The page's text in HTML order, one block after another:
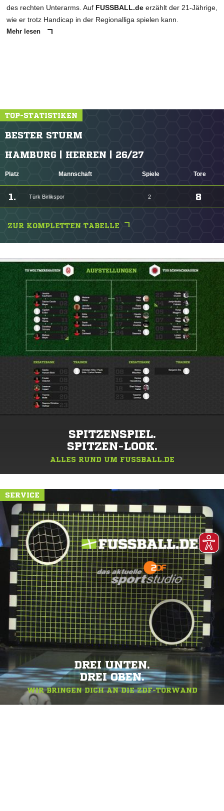
des rechten Unterarms. Auf FUSSBALL.de erzählt der 21-Jährige,
wie er trotz Handicap in der Regionalliga spielen kann.
Mehr lesen
TOP-STATISTIKEN
BESTER STURM
HAMBURG | HERREN | 26/27
Platz Mannschaft Spiele Tore
1. Türk Birlikspor 2 8
ZUR KOMPLETTEN TABELLE
SPITZENSPIEL.
SPITZEN-LOOK.
ALLES RUND UM FUSSBALL.DE
SERVICE
DREI UNTEN.
DREI OBEN.
WIR BRINGEN DICH AN DIE ZDF-TORWAND